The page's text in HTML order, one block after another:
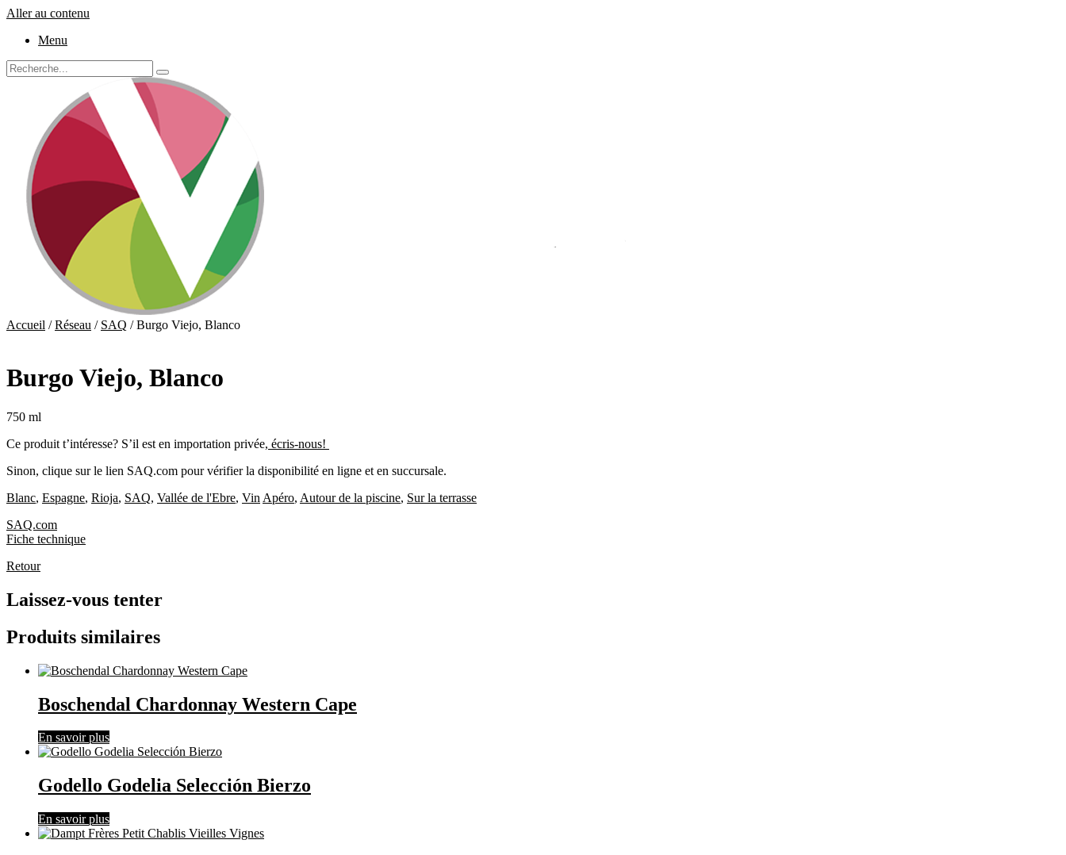
Aller au contenu
Menu
Accueil /Réseau / SAQ / Burgo Viejo, Blanco
Burgo Viejo, Blanco
750 ml
Ce produit t’intéresse? S’il est en importation privée, écris-nous!
Sinon, clique sur le lien SAQ.com pour vérifier la disponibilité en ligne et en succursale.
Blanc, Espagne, Rioja, SAQ, Vallée de l'Ebre, Vin Apéro, Autour de la piscine, Sur la terrasse
SAQ.com
Fiche technique
Retour
Laissez-vous tenter
Produits similaires
Boschendal Chardonnay Western Cape
En savoir plus
Godello Godelia Selección Bierzo
En savoir plus